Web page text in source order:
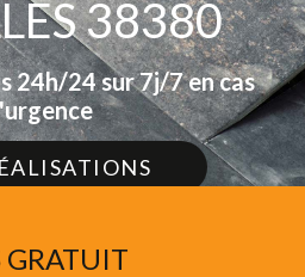
38380
24h/24 sur 7j/7 en cas
GRATUIT